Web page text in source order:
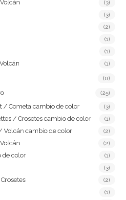
(3)
(3)
(2)
(1)
(1)
(1)
(0)
(25)
/ Cometa cambio de color (3)
/ Crosetes cambio de color (1)
Volcán cambio de color (2)
(2)
de color (1)
(3)
(2)
(1)